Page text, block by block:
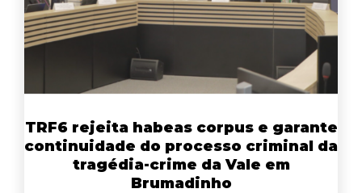
TRF6 rejeita habeas corpus e garante
continuidade do processo criminal da
tragédia-crime da Vale em
Brumadinho